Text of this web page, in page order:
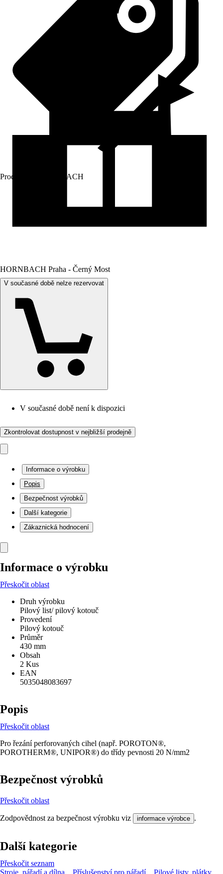
Prodej přes: HORNBACH
HORNBACH Praha - Černý Most
V současné době nelze rezervovat
V současné době není k dispozici
Zkontrolovat dostupnost v nejbližší prodejně
Informace o výrobku
Popis
Bezpečnost výrobků
Další kategorie
Zákaznická hodnocení
Informace o výrobku
Přeskočit oblast
Druh výrobku
Pilový list/ pilový kotouč
Provedení
Pilový kotouč
Průměr
430 mm
Obsah
2 Kus
EAN
5035048083697
Popis
Přeskočit oblast
Pro řezání perforovaných cihel (např. POROTON®,
POROTHERM®, UNIPOR®) do třídy pevnosti 20 N/mm2
Bezpečnost výrobků
Přeskočit oblast
Zodpovědnost za bezpečnost výrobku viz informace výrobce .
Další kategorie
Přeskočit seznam
Stroje, nářadí a dílna
Příslušenství pro nářadí Pilové listy, plátky